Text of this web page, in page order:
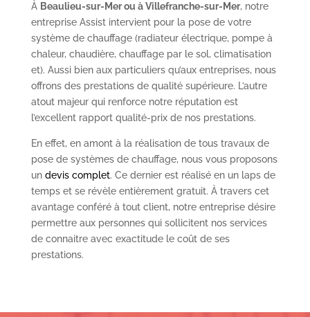
À Beaulieu-sur-Mer ou à Villefranche-sur-Mer, notre
entreprise Assist intervient pour la pose de votre
système de chauffage (radiateur électrique, pompe à
chaleur, chaudière, chauffage par le sol, climatisation
et). Aussi bien aux particuliers qu’aux entreprises, nous
offrons des prestations de qualité supérieure. L’autre
atout majeur qui renforce notre réputation est
l’excellent rapport qualité-prix de nos prestations.
En effet, en amont à la réalisation de tous travaux de
pose de systèmes de chauffage, nous vous proposons
un devis complet. Ce dernier est réalisé en un laps de
temps et se révèle entièrement gratuit. À travers cet
avantage conféré à tout client, notre entreprise désire
permettre aux personnes qui sollicitent nos services
de connaitre avec exactitude le coût de ses
prestations.